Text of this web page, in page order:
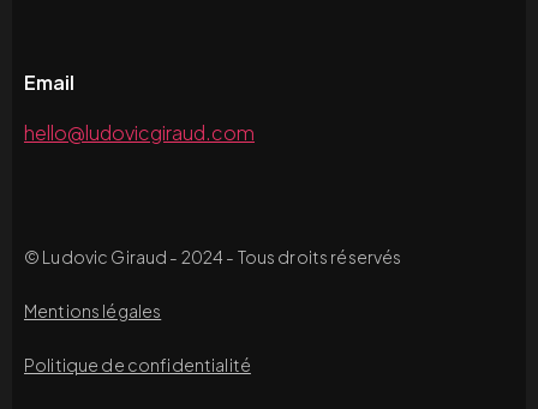
Email
hello@ludovicgiraud.com
© Ludovic Giraud - 2024 - Tous droits réservés
Mentions légales
Politique de confidentialité